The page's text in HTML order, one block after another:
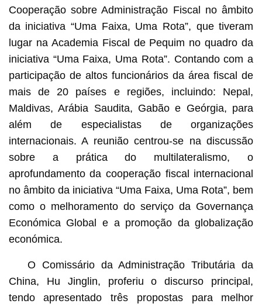
Cooperação sobre Administração Fiscal no âmbito
da iniciativa “Uma Faixa, Uma Rota”, que tiveram
lugar na Academia Fiscal de Pequim no quadro da
iniciativa “Uma Faixa, Uma Rota”. Contando com a
participação de altos funcionários da área fiscal de
mais de 20 países e regiões, incluindo: Nepal,
Maldivas, Arábia Saudita, Gabão e Geórgia, para
além de especialistas de organizações
internacionais. A reunião centrou-se na discussão
sobre a prática do multilateralismo, o
aprofundamento da cooperação fiscal internacional
no âmbito da iniciativa “Uma Faixa, Uma Rota”, bem
como o melhoramento do serviço da Governança
Económica Global e a promoção da globalização
económica.
O Comissário da Administração Tributária da
China, Hu Jinglin, proferiu o discurso principal,
tendo apresentado três propostas para melhor